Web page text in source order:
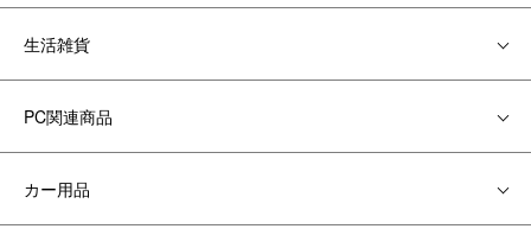
生活雑貨
PC関連商品
カー用品